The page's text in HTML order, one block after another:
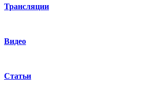
Трансляции
Видео
Статьи